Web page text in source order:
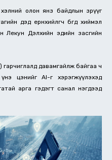
олон янз байдлын зөрүүг
дэд ерөнхийлөгч бөгөөд хиймэл
Лекун Дэлхийн эдийн засгийн
давамгайлж байгаа ч
цэнийг AI-г хэрэгжүүлэхэд
арга гэдэгт санал нэгдээд